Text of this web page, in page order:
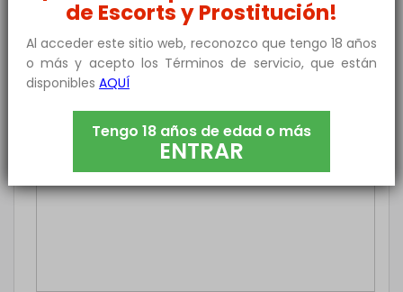
Envía un mensaje a Michelle49
Añade un poco de texto explicando que buscas,
tu ciudad, etc...
de Escorts y Prostitución!
Al acceder este sitio web, reconozco que tengo 18 años
o más y acepto los Términos de servicio, que están
disponibles AQUÍ
Tengo 18 años de edad o más
ENTRAR